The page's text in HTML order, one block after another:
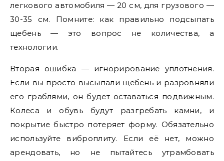
легкового автомобиля — 20 см, для грузового —
30-35 см. Помните: как правильно подсыпать
щебень — это вопрос не количества, а
технологии.
Вторая ошибка — игнорирование уплотнения.
Если вы просто высыпали щебень и разровняли
его граблями, он будет оставаться подвижным.
Колеса и обувь будут разгребать камни, и
покрытие быстро потеряет форму. Обязательно
используйте виброплиту. Если её нет, можно
арендовать, но не пытайтесь утрамбовать